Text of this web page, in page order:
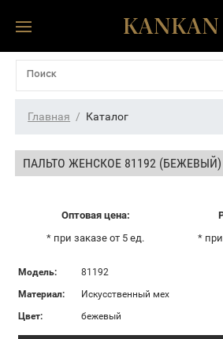
Главная Каталог
ПАЛЬТО ЖЕНСКОЕ 81192 (БЕЖЕВЫЙ)
Оптовая цена:
* при заказе от 5 ед.
* при
Модель:
81192
Материал:
Искусственный мех
Цвет:
бежевый